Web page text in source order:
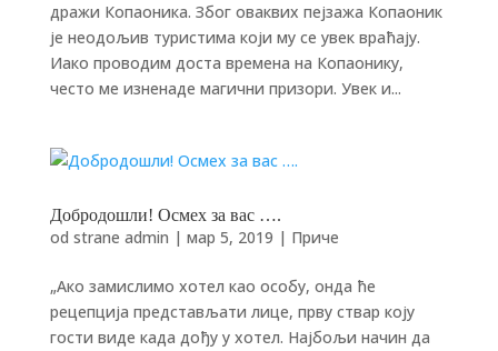
дражи Копаоника. Због оваквих пејзажа Копаоник
је неодољив туристима који му се увек враћају.
Иако проводим доста времена на Копаонику,
често ме изненаде магични призори. Увек и...
Добродошли! Осмех за вас ….
od strane admin | мар 5, 2019 | Приче
„Ако замислимо хотел као особу, онда ће
рецепција представљати лице, прву ствар коју
гости виде када дођу у хотел. Најбољи начин да